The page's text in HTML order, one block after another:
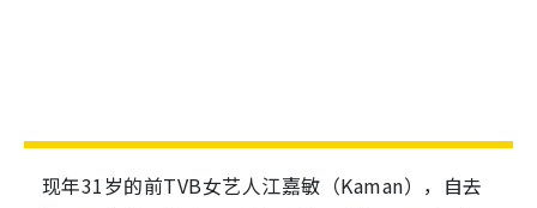
现年31岁的前TVB女艺人江嘉敏（Kaman），自去